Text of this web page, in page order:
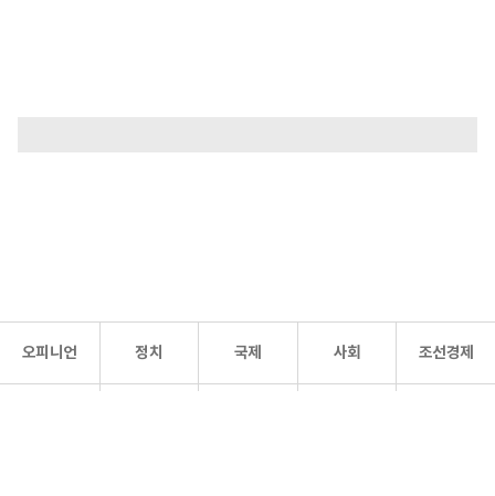
오피니언 정치 국제 사회 조선경제